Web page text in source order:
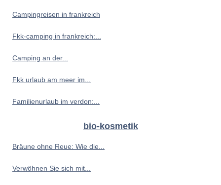
Campingreisen in frankreich
Fkk-camping in frankreich:...
Camping an der...
Fkk urlaub am meer im...
Familienurlaub im verdon:...
bio-kosmetik
Bräune ohne Reue: Wie die...
Verwöhnen Sie sich mit...